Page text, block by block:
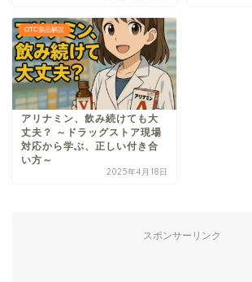
OTC薬品解説
アリナミン、飲み続けても大
丈夫？ ～ドラッグストア現場
対応から学ぶ、正しい付き合
い方～
2025年4月18日
スポンサーリンク